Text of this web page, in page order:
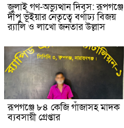
জুলাই গণ-অভ্যুত্থান দিবস: রূপগঞ্জে
দীপু ভূঁইয়ার নেতৃত্বে বর্ণাঢ্য বিজয়
র‌্যালি ও লাখো জনতার উল্লাস
রূপগঞ্জে ৮৪ কেজি গাঁজাসহ মাদক
ব্যবসায়ী গ্রেপ্তার